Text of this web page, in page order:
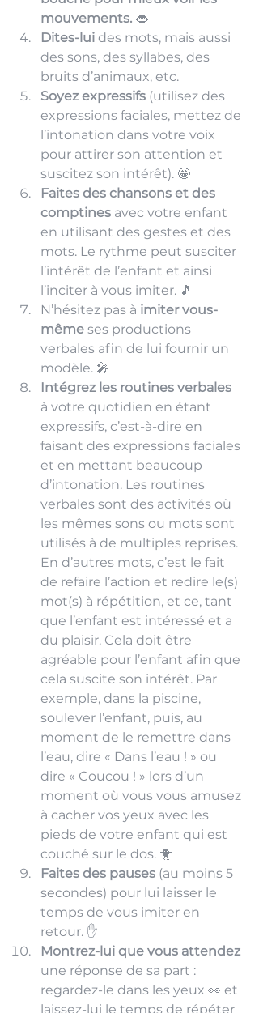
mouvements. 👄
Dites-lui des mots, mais aussi
des sons, des syllabes, des
bruits d’animaux, etc.
Soyez expressifs (utilisez des
expressions faciales, mettez de
l’intonation dans votre voix
pour attirer son attention et
suscitez son intérêt). 🤩
Faites des chansons et des
comptines avec votre enfant
en utilisant des gestes et des
mots. Le rythme peut susciter
l’intérêt de l’enfant et ainsi
l’inciter à vous imiter. 🎵
N’hésitez pas à imiter vous-
même ses productions
verbales afin de lui fournir un
modèle. 🎤
Intégrez les routines verbales
à votre quotidien en étant
expressifs, c’est-à-dire en
faisant des expressions faciales
et en mettant beaucoup
d’intonation. Les routines
verbales sont des activités où
les mêmes sons ou mots sont
utilisés à de multiples reprises.
En d’autres mots, c’est le fait
de refaire l’action et redire le(s)
mot(s) à répétition, et ce, tant
que l’enfant est intéressé et a
du plaisir. Cela doit être
agréable pour l’enfant afin que
cela suscite son intérêt. Par
exemple, dans la piscine,
soulever l’enfant, puis, au
moment de le remettre dans
l’eau, dire « Dans l’eau ! » ou
dire « Coucou ! » lors d’un
moment où vous vous amusez
à cacher vos yeux avec les
pieds de votre enfant qui est
couché sur le dos. 🐥
Faites des pauses (au moins 5
secondes) pour lui laisser le
temps de vous imiter en
retour. ✋
Montrez-lui que vous attendez
une réponse de sa part :
regardez-le dans les yeux 👀 et
laissez-lui le temps de répéter